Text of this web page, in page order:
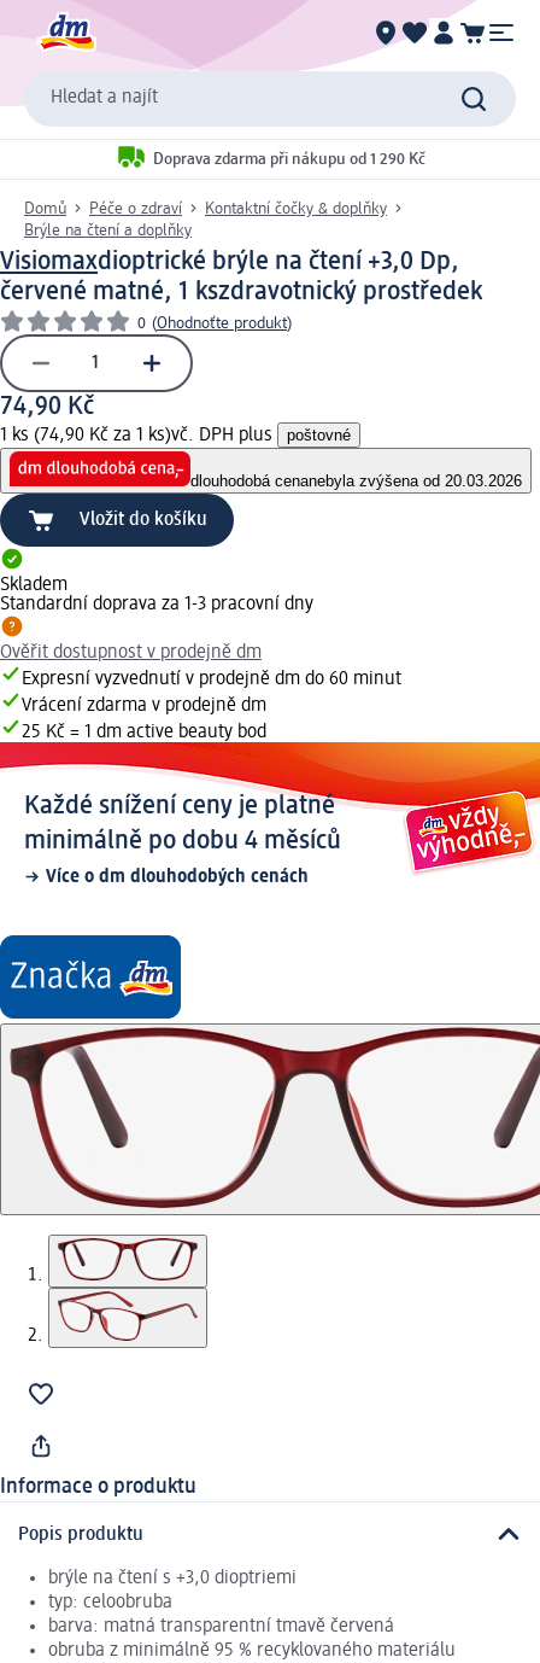
Hledat a najít
Doprava zdarma při nákupu od 1 290 Kč
Domů Péče o zdraví
Kontaktní čočky & doplňky
Brýle na čtení a doplňky
Visiomaxdioptrické brýle na čtení +3,0 Dp,
červené matné, 1 kszdravotnický prostředek
0 (Ohodnoťte produkt)
74,90 Kč
1 ks (74,90 Kč za 1 ks)vč. DPH plus poštovné
dlouhodobá cenanebyla zvýšena od 20.03.2026
Vložit do košíku
Skladem
Standardní doprava za 1-3 pracovní dny
Ověřit dostupnost v prodejně dm
Expresní vyzvednutí v prodejně dm do 60 minut
Vrácení zdarma v prodejně dm
25 Kč = 1 dm active beauty bod
Každé snížení ceny je platné
minimálně po dobu 4 měsíců
Více o dm dlouhodobých cenách
Informace o produktu
Popis produktu
brýle na čtení s +3,0 dioptriemi
typ: celoobruba
barva: matná transparentní tmavě červená
obruba z minimálně 95 % recyklovaného materiálu